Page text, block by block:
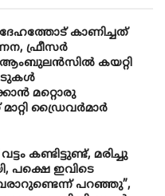
കാണിച്ചത്
ഫ്രീസര്‍
ആംബുലന്‍സില്‍ കയറ്റി
മറ്റൊരു
ഡ്രൈവര്‍മാര്‍
കണ്ടിട്ടുണ്ട്, മരിച്ചു
പക്ഷെ ഇവിടെ
പറഞ്ഞു”,